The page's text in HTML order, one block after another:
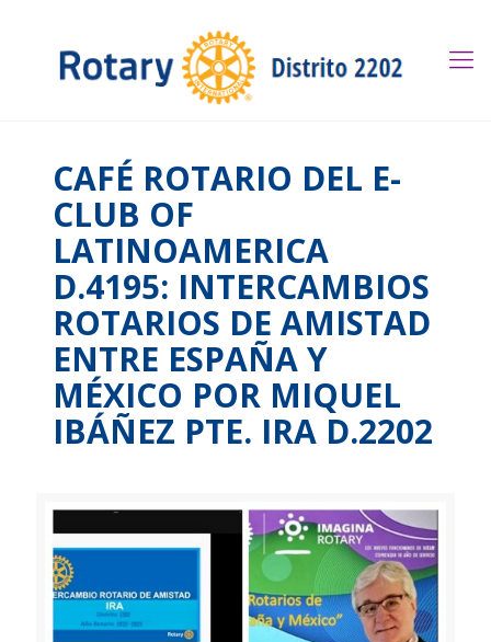
CAFÉ ROTARIO DEL E-
CLUB OF
LATINOAMERICA
D.4195: INTERCAMBIOS
ROTARIOS DE AMISTAD
ENTRE ESPAÑA Y
MÉXICO POR MIQUEL
IBÁÑEZ PTE. IRA D.2202